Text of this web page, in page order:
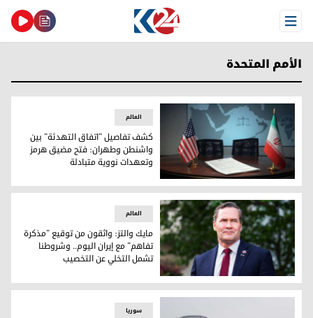
Open Menu
الأمم المتحدة
كشف تفاصيل "اتفاق التهدئة" بين واشنطن وطهران: فتح
العالم
كشف تفاصيل "اتفاق التهدئة" بين
واشنطن وطهران: فتح مضيق هرمز
وتعهدات نووية متبادلة
مايك والتز: واثقون من توقيع "مذكرة تفاهم" مع إيران
العالم
مايك والتز: واثقون من توقيع "مذكرة
تفاهم" مع إيران اليوم.. وشروطنا
تشمل التخلي عن التخصيب
سوریا